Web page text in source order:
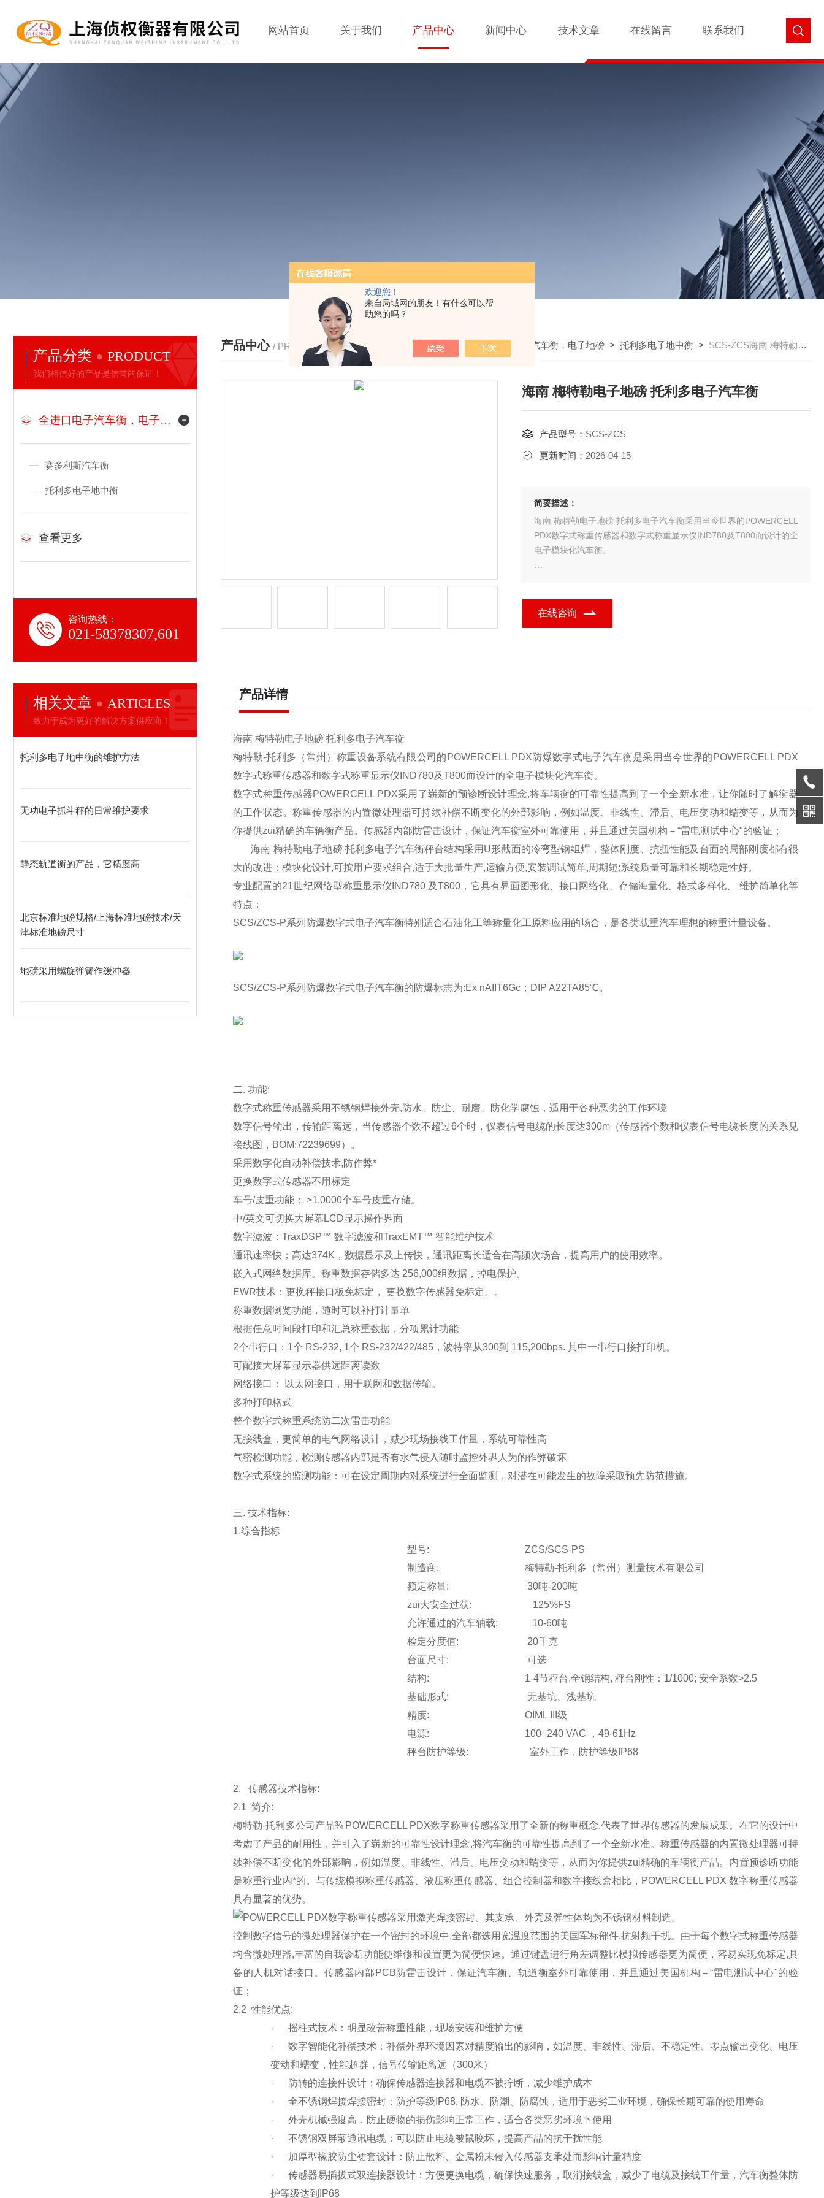
欢迎您！
来自局域网的朋友！有什么可以帮
助您的吗？
网站首页 关于我们 产品中心 新闻中心 技术文章 在线留言 联系我们
产品分类 PRODUCT
我们相信好的产品是信誉的保证！
全进口电子汽车衡，电子地磅
赛多利斯汽车衡
托利多电子地中衡
查看更多
咨询热线：
021-58378307,601
相关文章 ARTICLES
致力于成为更好的解决方案供应商！
托利多电子地中衡的维护方法
无功电子抓斗秤的日常维护要求
静态轨道衡的产品，它精度高
北京标准地磅规格/上海标准地磅技术/天
津标准地磅尺寸
地磅采用螺旋弹簧作缓冲器
产品中心 / PRODUCTS 我的位置： >产品中心 >全进口电子汽车衡，电子地磅 >托利多电子地中衡 > SCS-ZCS海南 梅特勒电子地磅 托利多电子汽车衡
海南 梅特勒电子地磅 托利多电子汽车衡
产品型号： SCS-ZCS
更新时间： 2026-04-15
简要描述：
海南 梅特勒电子地磅 托利多电子汽车衡采用当今世界的POWERCELL
PDX数字式称重传感器和数字式称重显示仪IND780及T800而设计的全
电子模块化汽车衡。
态。称重传感器的内置微处理器可持续补偿不断变化的外部
在线咨询
产品详情
海南 梅特勒电子地磅 托利多电子汽车衡
梅特勒-托利多（常州）称重设备系统有限公司的POWERCELL PDX防爆数字式电子汽车衡是采用当今世界的POWERCELL PDX
数字式称重传感器和数字式称重显示仪IND780及T800而设计的全电子模块化汽车衡。
数字式称重传感器POWERCELL PDX采用了崭新的预诊断设计理念,将车辆衡的可靠性提高到了一个全新水准，让你随时了解衡器
的工作状态。称重传感器的内置微处理器可持续补偿不断变化的外部影响，例如温度、非线性、滞后、电压变动和蠕变等，从而为
你提供zui精确的车辆衡产品。传感器内部防雷击设计，保证汽车衡室外可靠使用，并且通过美国机构－“雷电测试中心"的验证；
海南 梅特勒电子地磅 托利多电子汽车衡秤台结构采用U形截面的冷弯型钢组焊，整体刚度、抗扭性能及台面的局部刚度都有很
大的改进；模块化设计,可按用户要求组合,适于大批量生产,运输方便,安装调试简单,周期短;系统质量可靠和长期稳定性好。
专业配置的21世纪网络型称重显示仪IND780 及T800，它具有界面图形化、接口网络化、存储海量化、格式多样化、 维护简单化等
特点；
SCS/ZCS-P系列防爆数字式电子汽车衡特别适合石油化工等称量化工原料应用的场合，是各类载重汽车理想的称重计量设备。
SCS/ZCS-P系列防爆数字式电子汽车衡的防爆标志为:Ex nAIIT6Gc；DIP A22TA85℃。
二. 功能:
数字式称重传感器采用不锈钢焊接外壳,防水、防尘、耐磨、防化学腐蚀，适用于各种恶劣的工作环境
数字信号输出，传输距离远，当传感器个数不超过6个时，仪表信号电缆的长度达300m（传感器个数和仪表信号电缆长度的关系见
接线图，BOM:72239699）。
采用数字化自动补偿技术,防作弊*
更换数字式传感器不用标定
车号/皮重功能： >1,0000个车号皮重存储。
中/英文可切换大屏幕LCD显示操作界面
数字滤波：TraxDSP™ 数字滤波和TraxEMT™ 智能维护技术
通讯速率快；高达374K，数据显示及上传快，通讯距离长适合在高频次场合，提高用户的使用效率。
嵌入式网络数据库。称重数据存储多达 256,000组数据，掉电保护。
EWR技术：更换秤接口板免标定， 更换数字传感器免标定。。
称重数据浏览功能，随时可以补打计量单
根据任意时间段打印和汇总称重数据，分项累计功能
2个串行口：1个 RS-232, 1个 RS-232/422/485，波特率从300到 115,200bps. 其中一串行口接打印机。
可配接大屏幕显示器供远距离读数
网络接口： 以太网接口，用于联网和数据传输。
多种打印格式
整个数字式称重系统防二次雷击功能
无接线盒，更简单的电气网络设计，减少现场接线工作量，系统可靠性高
气密检测功能，检测传感器内部是否有水气侵入随时监控外界人为的作弊破坏
数字式系统的监测功能：可在设定周期内对系统进行全面监测，对潜在可能发生的故障采取预先防范措施。
三. 技术指标:
1.综合指标
型号: ZCS/SCS-PS
制造商: 梅特勒-托利多（常州）测量技术有限公司
额定称量: 30吨-200吨
zui大安全过载: 125%FS
允许通过的汽车轴载: 10-60吨
检定分度值: 20千克
台面尺寸: 可选
结构: 1-4节秤台,全钢结构, 秤台刚性：1/1000; 安全系数>2.5
基础形式: 无基坑、浅基坑
精度: OIML III级
电源: 100–240 VAC ，49-61Hz
秤台防护等级: 室外工作，防护等级IP68
2. 传感器技术指标:
2.1 简介:
梅特勒-托利多公司产品¾POWERCELL PDX数字称重传感器采用了全新的称重概念,代表了世界传感器的发展成果。在它的设计中
考虑了产品的耐用性，并引入了崭新的可靠性设计理念,将汽车衡的可靠性提高到了一个全新水准。称重传感器的内置微处理器可持
续补偿不断变化的外部影响，例如温度、非线性、滞后、电压变动和蠕变等，从而为你提供zui精确的车辆衡产品。内置预诊断功能
是称重行业内*的。与传统模拟称重传感器、液压称重传感器、组合控制器和数字接线盒相比，POWERCELL PDX 数字称重传感器
具有显著的优势。
POWERCELL PDX数字称重传感器采用激光焊接密封。其支承、外壳及弹性体均为不锈钢材料制造。
控制数字信号的微处理器保护在一个密封的环境中,全部都选用宽温度范围的美国军标部件,抗射频干扰。由于每个数字式称重传感器
均含微处理器,丰富的自我诊断功能使维修和设置更为简便快速。通过键盘进行角差调整比模拟传感器更为简便，容易实现免标定,具
备的人机对话接口。传感器内部PCB防雷击设计，保证汽车衡、轨道衡室外可靠使用，并且通过美国机构－“雷电测试中心"的验
证；
2.2 性能优点:
· 摇柱式技术：明显改善称重性能，现场安装和维护方便
· 数字智能化补偿技术：补偿外界环境因素对精度输出的影响，如温度、非线性、滞后、不稳定性、零点输出变化、电压
变动和蠕变，性能超群，信号传输距离远（300米）
·
防转的连接件设计：确保传感器连接器和电缆不被拧断，减少维护成本
· 全不锈钢焊接焊接密封：防护等级IP68, 防水、防潮、防腐蚀，适用于恶劣工业环境，确保长期可靠的使用寿命
· 外壳机械强度高，防止硬物的损伤影响正常工作，适合各类恶劣环境下使用
· 不锈钢双屏蔽通讯电缆：可以防止电缆被鼠咬坏，提高产品的抗干扰性能
· 加厚型橡胶防尘裙套设计：防止散料、金属粉末侵入传感器支承处而影响计量精度
· 传感器易插拔式双连接器设计：方便更换电缆，确保快速服务，取消接线盒，减少了电缆及接线工作量，汽车衡整体防
护等级达到IP68